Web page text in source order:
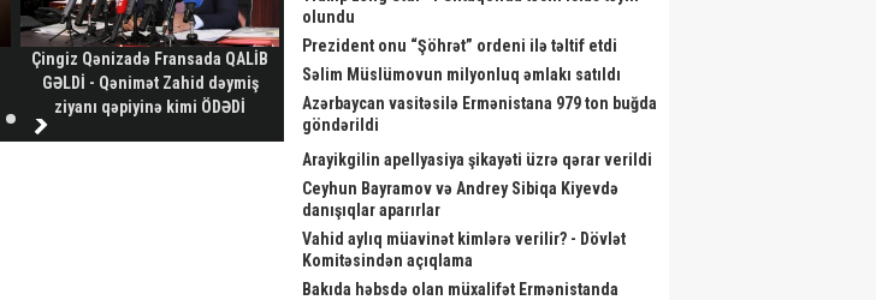
Çingiz Qənizadə Fransada QALİB
GƏLDİ - Qənimət Zahid dəymiş
ziyanı qəpiyinə kimi ÖDƏDİ
Gələn il İrəvana gedəcəyik? –
İLGİNC anons
obyektlərə baxış keçirdi - Fotolar
olundu
Prezident onu “Şöhrət” ordeni ilə təltif etdi
Səlim Müslümovun milyonluq əmlakı satıldı
Azərbaycan vasitəsilə Ermənistana 979 ton buğda
göndərildi
Arayikgilin apellyasiya şikayəti üzrə qərar verildi
Ceyhun Bayramov və Andrey Sibiqa Kiyevdə
danışıqlar aparırlar
Vahid aylıq müavinət kimlərə verilir? - Dövlət
Komitəsindən açıqlama
Bakıda həbsdə olan müxalifət Ermənistanda